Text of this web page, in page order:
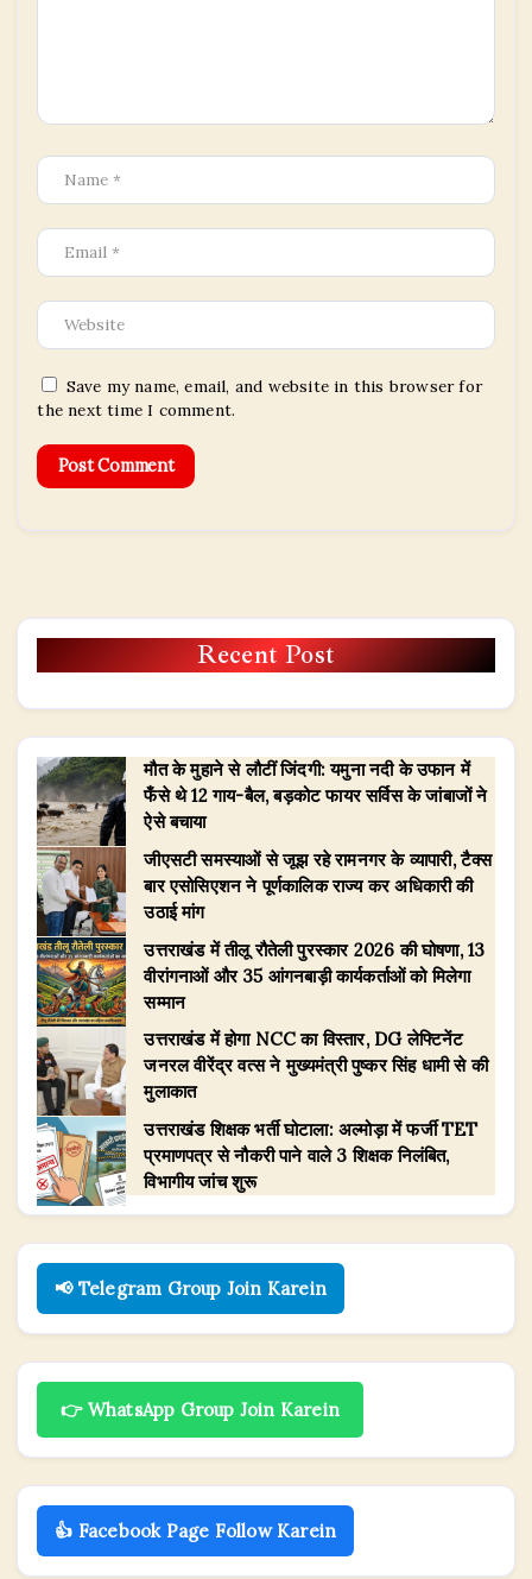
Save my name, email, and website in this browser for
the next time I comment.
Recent Post
मौत के मुहाने से लौटीं जिंदगी: यमुना नदी के उफान में
फँसे थे 12 गाय-बैल, बड़कोट फायर सर्विस के जांबाजों ने
ऐसे बचाया
जीएसटी समस्याओं से जूझ रहे रामनगर के व्यापारी, टैक्स
बार एसोसिएशन ने पूर्णकालिक राज्य कर अधिकारी की
उठाई मांग
उत्तराखंड में तीलू रौतेली पुरस्कार 2026 की घोषणा, 13
वीरांगनाओं और 35 आंगनबाड़ी कार्यकर्ताओं को मिलेगा
सम्मान
उत्तराखंड में होगा NCC का विस्तार, DG लेफ्टिनेंट
जनरल वीरेंद्र वत्स ने मुख्यमंत्री पुष्कर सिंह धामी से की
मुलाकात
उत्तराखंड शिक्षक भर्ती घोटाला: अल्मोड़ा में फर्जी TET
प्रमाणपत्र से नौकरी पाने वाले 3 शिक्षक निलंबित,
विभागीय जांच शुरू
📢 Telegram Group Join Karein
👉 WhatsApp Group Join Karein
👍 Facebook Page Follow Karein